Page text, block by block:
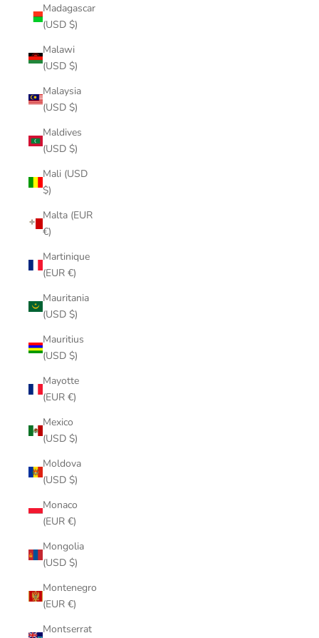
Madagascar
(USD $)
Malawi
(USD $)
Malaysia
(USD $)
Maldives
(USD $)
Mali (USD
$)
Malta (EUR
€)
Martinique
(EUR €)
Mauritania
(USD $)
Mauritius
(USD $)
Mayotte
(EUR €)
Mexico
(USD $)
Moldova
(USD $)
Monaco
(EUR €)
Mongolia
(USD $)
Montenegro
(EUR €)
Montserrat